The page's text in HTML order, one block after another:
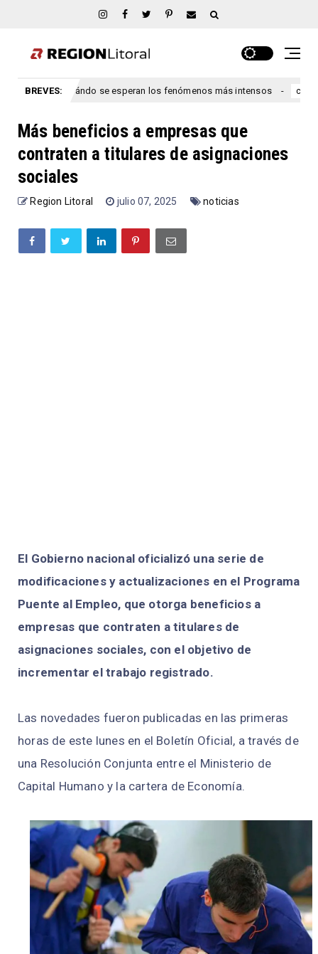
BREVES:
cuándo se esperan los fenómenos más intensos congreso
Más beneficios a empresas que
contraten a titulares de asignaciones
sociales
Region Litoral julio 07, 2025 noticias
El Gobierno nacional oficializó una serie de
modificaciones y actualizaciones en el Programa
Puente al Empleo, que otorga beneficios a
empresas que contraten a titulares de
asignaciones sociales, con el objetivo de
incrementar el trabajo registrado.
Las novedades fueron publicadas en las primeras
horas de este lunes en el Boletín Oficial, a través de
una Resolución Conjunta entre el Ministerio de
Capital Humano y la cartera de Economía.